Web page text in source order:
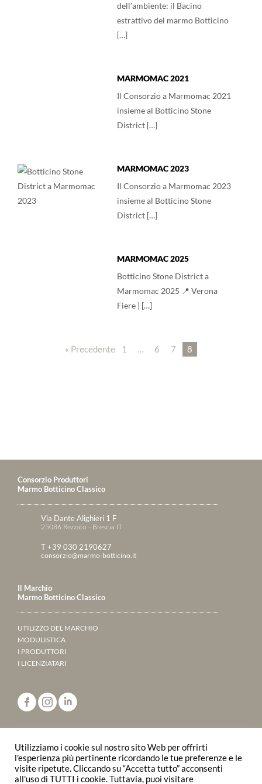
dell’ambiente: il Bacino
estrattivo del marmo Botticino
[…]
MARMOMAC 2021
Il Consorzio a Marmomac 2021
insieme al Botticino Stone
District […]
MARMOMAC 2023
Il Consorzio a Marmomac 2023
insieme al Botticino Stone
District […]
MARMOMAC 2025
Botticino Stone District a
Marmomac 2025 📍 Verona
Fiere | […]
« Precedente 1 … 6 7 8
Utilizziamo i cookie sul nostro sito Web per offrirti
l'esperienza più pertinente ricordando le tue preferenze e le
visite ripetute. Cliccando su “Accetta tutto” acconsenti
all'uso di TUTTI i cookie. Tuttavia, puoi visitare
Consorzio Produttori
Marmo Botticino Classico
Via Dante Alighieri 1 F
25086 Rezzato - Brescia IT
T +39 030 2190627
consorzio@marmo-botticino.it
Il Marchio
Marmo Botticino Classico
UTILIZZO DEL MARCHIO
MODULISTICA
I PRODUTTORI
I LICENZIATARI
SFOGLIALO ONLINE